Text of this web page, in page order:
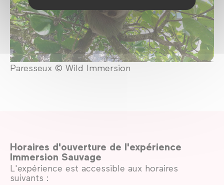
Paresseux © Wild Immersion
Horaires d'ouverture de l'expérience
Immersion Sauvage
L'expérience est accessible aux horaires
suivants :